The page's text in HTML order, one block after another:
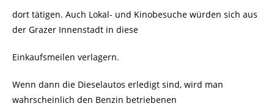
dort tätigen. Auch Lokal- und Kinobesuche würden sich aus
der Grazer Innenstadt in diese
Einkaufsmeilen verlagern.
Wenn dann die Dieselautos erledigt sind, wird man
wahrscheinlich den Benzin betriebenen